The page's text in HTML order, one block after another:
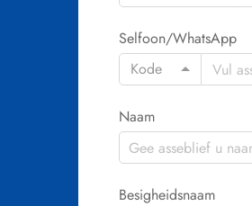
Selfoon/WhatsApp
Kode
Naam
Besigheidsnaam